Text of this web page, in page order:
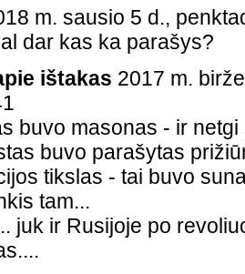
m. sausio 5 d.,
dar kas ka parašys?
ištakas 2017 m.
buvo masonas - ir
buvo parašytas
tikslas - tai buvo
tam...
juk ir Rusijoje po